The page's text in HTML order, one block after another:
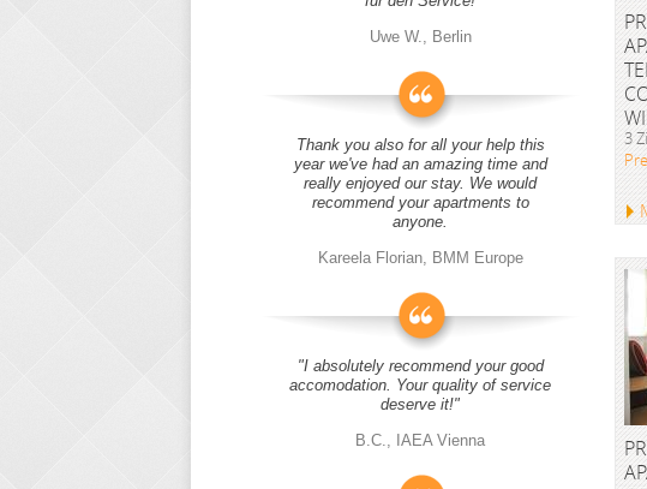
3
Uwe W., Berlin
Thank you also for all your help this
year we've had an amazing time and
really enjoyed our stay. We would
recommend your apartments to
anyone.
Kareela Florian, BMM Europe
"I absolutely recommend your good
accomodation. Your quality of service
deserve it!"
B.C., IAEA Vienna